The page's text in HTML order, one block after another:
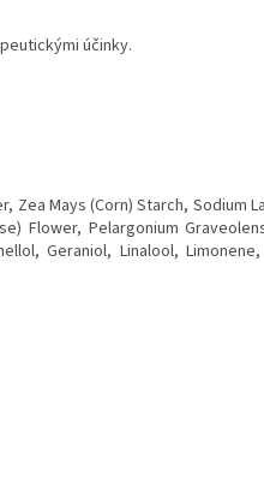
účinky.
Zea Mays (Corn) Starch, Sodium
Flower, Pelargonium
Geraniol, Linalool,